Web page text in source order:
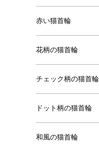
赤い猫首輪
花柄の猫首輪
チェック柄の猫首輪
ドット柄の猫首輪
和風の猫首輪